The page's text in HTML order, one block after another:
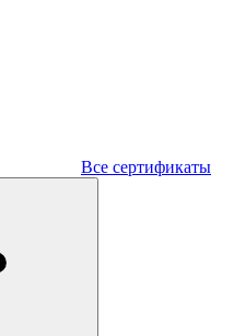
Все сертификаты